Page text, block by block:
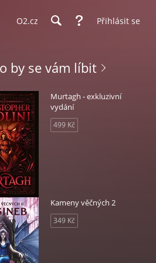
O2.cz Přihlásit se
by se vám líbit
Murtagh - exkluzivní
vydání
499 Kč
Kameny věčných 2
349 Kč